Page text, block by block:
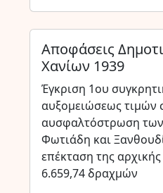
Αποφάσεις
Χανίων 1939
Έγκριση 1ου
αυξομειώσεως τιμών
αυσφαλτόστρωση
Φωτιάδη και
επέκταση της
6.659,74 δραχμών